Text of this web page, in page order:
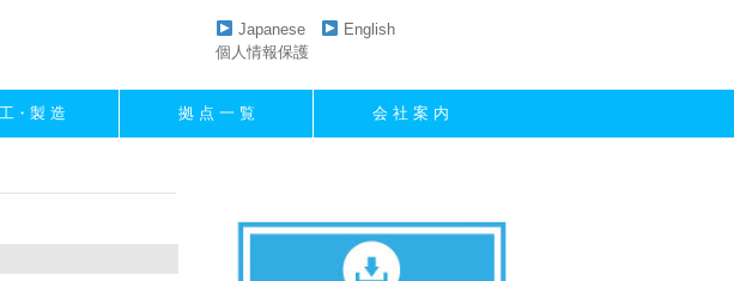
Japanese
English
個人情報保護
・製 造 拠 点 一 覧 会 社 案 内